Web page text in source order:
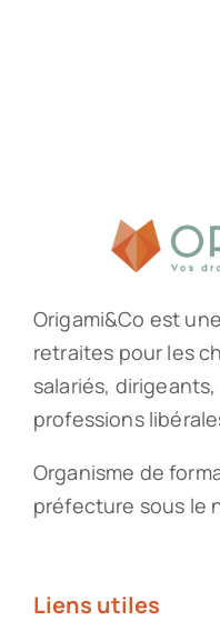
Origami&Co est
retraites pour les
salariés,
professions
Organisme de
préfecture sous le
Liens utiles